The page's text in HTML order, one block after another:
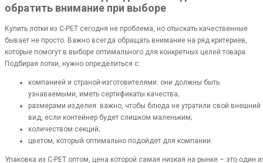
обратить внимание при выборе
Купить лотки из C-PET сегодня не проблема, но отыскать качественные
бывает не просто. Важно всегда обращать внимание на ряд критериев,
которые помогут в выборе оптимального для конкретных целей товара.
Подбирая лотки, нужно определиться с:
компанией и страной-изготовителями: они должны быть
узнаваемыми, иметь сертификаты качества;
размерами изделия: важно, чтобы блюда не утратили свой внешний
вид, если контейнер будет слишком маленьким;
количеством секций;
цветом, который оптимально подойдет для компании.
Упаковка из C-PET оптом, цена которой самая низкая на рынке – это один